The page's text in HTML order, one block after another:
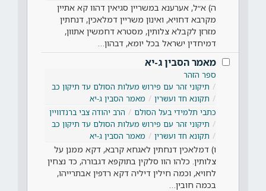
ה) א״ל, אערענא במשריין סגיאין דהוו קא אתיין
מקרבא דחויא, ואינון משריין דמלאכין, דנחתין
מזרזן לקבלא צלותין, מסטרא דחמשין אתוון,
דמיחדין ישראל בכל יומא, דבהון…
מאמר הסבין ג-יא
ספר הזהר
תיקוני זהר עם פירוש מעלות הסולם עד תיקון כב
תקונא חד ועשרין
מאמר הסבין ג-יא
כתבי תלמידי בעל הסולם
הרב יהודה צבי ברנדוויין
תיקוני זהר עם פירוש מעלות הסולם עד תיקון כב
תקונא חד ועשרין
מאמר הסבין ג-יא
ו) דמלאכין דנחתין לאגחא קרבא, דקא ממנן על
צלותין. כלהו הוו סלקין בתוקפא דגבורה, כד נצחין
לחויא, וכמה חילין דיליה דקא רדפין אבתרייהו,
בכמה חובין…